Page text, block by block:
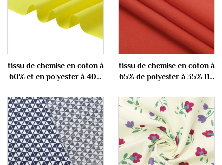
tissu de chemise en coton à
60% et en polyester à 40%
tissu de chemise en coton à
65% de polyester à 35% 110